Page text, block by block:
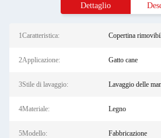
Dettaglio
1Caratteristica: Copertina
2Applicazione: Gatto cane
3Stile di lavaggio: Lavaggio delle
4Materiale: Legno
5Modello: Fabbricazione